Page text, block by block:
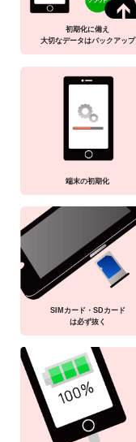
初期化に備え
大切なデータはバックアップ
端末の初期化
SIMカード・SDカード
は必ず抜く